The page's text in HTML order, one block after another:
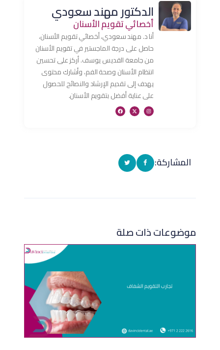
الدكتور مهند سعودي
أخصائي تقويم الأسنان
أنا د. مهند سعودي، أخصائي تقويم الأسنان،
حاصل على درجة الماجستير في تقويم الأسنان
من جامعة القديس يوسف. أركز على تحسين
انتظام الأسنان وصحة الفم، وأشارك محتوى
يهدف إلى تقديم الإرشاد والنصائح للحصول
على عناية أفضل بتقويم الأسنان.
المشاركة:
موضوعات ذات صلة